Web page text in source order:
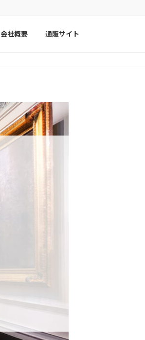
会社概要 通販サイト